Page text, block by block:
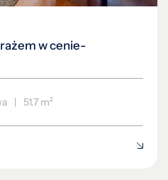
w cenie-
| 51.7 m²